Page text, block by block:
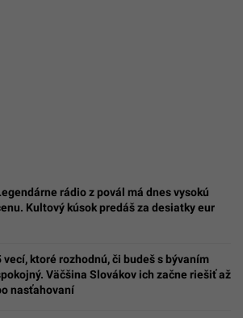
rádio z povál má dnes vysokú
Kultový kúsok predáš za desiatky eur
vecí, ktoré rozhodnú, či budeš s bývaním
Väčšina Slovákov ich začne riešiť až
nasťahovaní